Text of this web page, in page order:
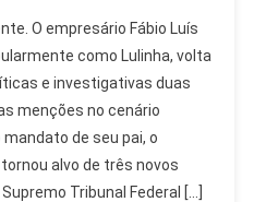
O empresário Fábio Luís
como Lulinha, volta
e investigativas duas
menções no cenário
de seu pai, o
alvo de três novos
Tribunal Federal […]